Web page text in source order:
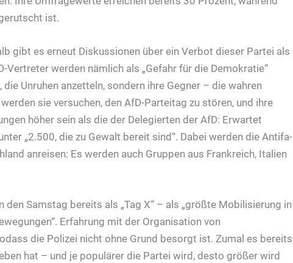
ist.
gibt es erneut Diskussionen über ein Verbot dieser Partei als
werden nämlich als „Gefahr für die Demokratie“
Unruhen anzetteln, sondern ihre Gegner – die wahren
sie versuchen, den AfD-Parteitag zu stören, und ihre
höher sein als die der Delegierten der AfD: Erwartet
„2.500, die zu Gewalt bereit sind“. Dabei werden die Antifa-
anreisen: Es werden auch Gruppen aus Frankreich, Italien
den Samstag bereits als „Tag X“ – als „größte Mobilisierung in
Erfahrung mit der Organisation von
die Polizei nicht ohne Grund besorgt ist. Zumal es bereits
hat – und je populärer die Partei wird, desto größer wird